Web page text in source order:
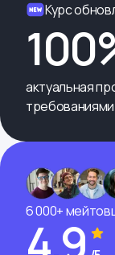
Курс
актуальная
6 000+
4.9